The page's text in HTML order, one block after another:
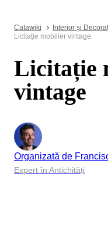
Catawiki Interior și
Licitație mobilier vintage
Licitație
vintage
Organizată de
Expert în Antichități